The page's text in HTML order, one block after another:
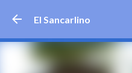
El Sancarlino